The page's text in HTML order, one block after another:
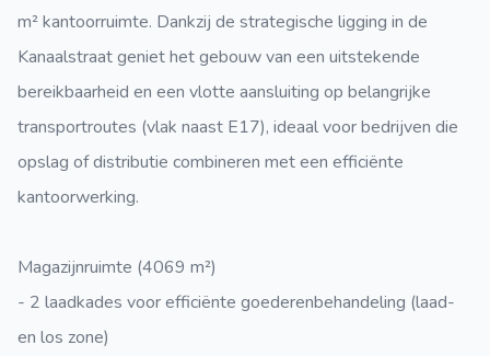
m² kantoorruimte. Dankzij de strategische ligging in de
Kanaalstraat geniet het gebouw van een uitstekende
bereikbaarheid en een vlotte aansluiting op belangrijke
transportroutes (vlak naast E17), ideaal voor bedrijven die
opslag of distributie combineren met een efficiënte
kantoorwerking.
Magazijnruimte (4069 m²)
- 2 laadkades voor efficiënte goederenbehandeling (laad-
en los zone)